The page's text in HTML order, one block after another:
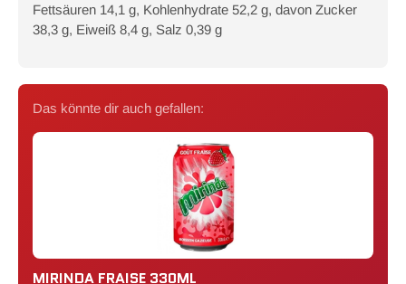
Fettsäuren 14,1 g, Kohlenhydrate 52,2 g, davon Zucker
38,3 g, Eiweiß 8,4 g, Salz 0,39 g
Das könnte dir auch gefallen:
MIRINDA FRAISE 330ML